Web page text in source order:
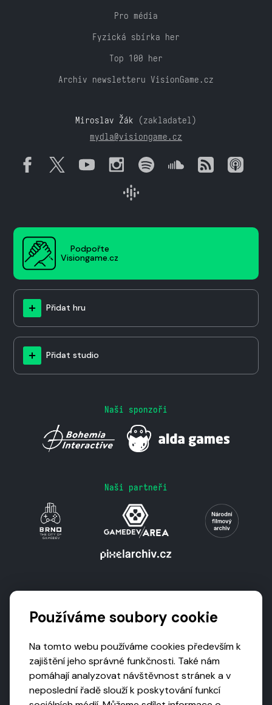
Pro média
Fyzická sbírka her
Top 100 her
Archiv newsletteru VisionGame.cz
Miroslav Žák (zakladatel)
mydla@visiongame.cz
Podpořte
Visiongame.cz
Přidat hru
Přidat studio
Naši sponzoři
Naši partneři
Používáme soubory cookie
Na tomto webu používáme cookies především k
zajištění jeho správné funkčnosti. Také nám
pomáhají analyzovat návštěvnost stránek a v
neposlední řadě slouží k poskytování funkcí